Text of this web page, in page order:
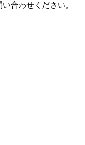
合わせください。